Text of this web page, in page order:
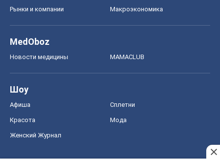
Рынки и компании Mакроэкономика
MedOboz
Новости медицины MAMACLUB
Шоу
Афиша Сплетни
Красота Мода
Женский Журнал